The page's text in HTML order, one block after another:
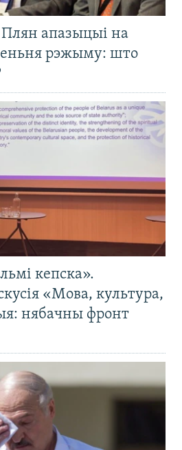
Плян апазыцыі на
рэжыму: што
кепска».
«Мова, культура,
нябачны фронт